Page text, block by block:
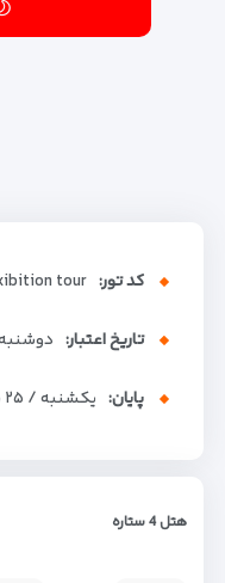
کد تور: tour
تاریخ اعتبار: دوشنبه / ۱۹
پایان: یکشنبه / ۲۵ شهریور
هتل 4 ستاره